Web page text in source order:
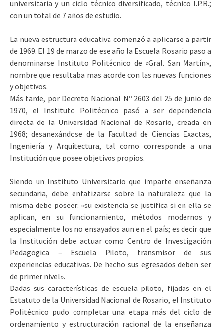
universitaria y un ciclo técnico diversificado, técnico I.P.R.;
con un total de 7 años de estudio.
La nueva estructura educativa comenzó a aplicarse a partir
de 1969. El 19 de marzo de ese año la Escuela Rosario paso a
denominarse Instituto Politécnico de «Gral. San Martín»,
nombre que resultaba mas acorde con las nuevas funciones
y objetivos.
Más tarde, por Decreto Nacional Nº 2603 del 25 de junio de
1970, el Instituto Politécnico pasó a ser dependencia
directa de la Universidad Nacional de Rosario, creada en
1968; desanexándose de la Facultad de Ciencias Exactas,
Ingeniería y Arquitectura, tal como corresponde a una
Institución que posee objetivos propios.
Siendo un Instituto Universitario que imparte enseñanza
secundaria, debe enfatizarse sobre la naturaleza que la
misma debe poseer: «su existencia se justifica si en ella se
aplican, en su funcionamiento, métodos modernos y
especialmente los no ensayados aun en el país; es decir que
la Institución debe actuar como Centro de Investigación
Pedagogica – Escuela Piloto, transmisor de sus
experiencias educativas. De hecho sus egresados deben ser
de primer nivel».
Dadas sus características de escuela piloto, fijadas en el
Estatuto de la Universidad Nacional de Rosario, el Instituto
Politécnico pudo completar una etapa más del ciclo de
ordenamiento y estructuración racional de la enseñanza